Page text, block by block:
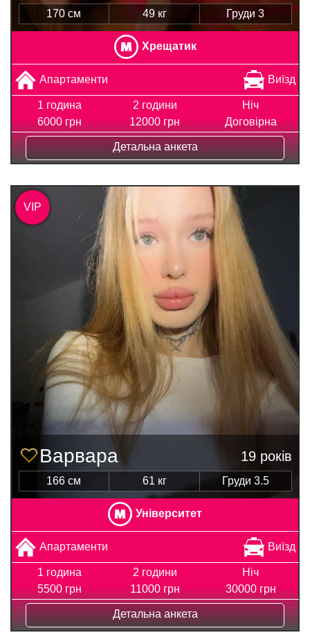
170 см 49 кг Груди 3
Хрещатик
Апартаменти Виїзд
1 година
6000 грн
2 години
12000 грн
Ніч
Договірна
Детальна анкета
Варвара 19 років
166 см 61 кг Груди 3.5
Університет
Апартаменти Виїзд
1 година
5500 грн
2 години
11000 грн
Ніч
30000 грн
Детальна анкета
VIP